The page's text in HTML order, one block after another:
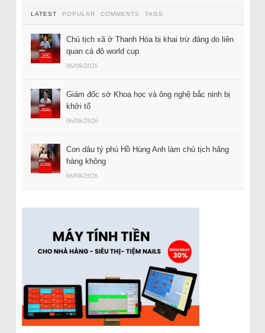
LATEST POPULAR COMMENTS TAGS
Chủ tịch xã ở Thanh Hóa bị khai trừ đảng do liên
quan cá độ world cup
06/08/2026
Giám đốc sở Khoa học và ông nghệ bắc ninh bị
khởi tố
06/08/2026
Con dâu tỷ phú Hồ Hùng Anh làm chủ tịch hãng
hàng không
06/08/2026